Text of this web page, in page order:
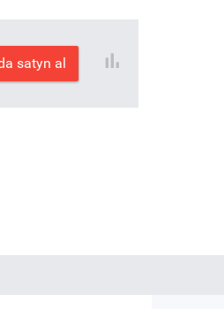
satyn al